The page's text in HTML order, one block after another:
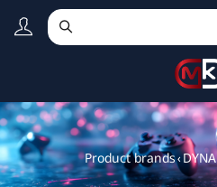
Product brands›